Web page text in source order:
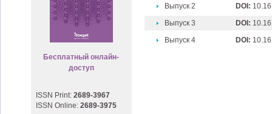
Бесплатный онлайн-
доступ
ISSN Print: 2689-3967
ISSN Online: 2689-3975
Выпуск 2
DOI:
Выпуск 3
DOI:
Выпуск 4
DOI: